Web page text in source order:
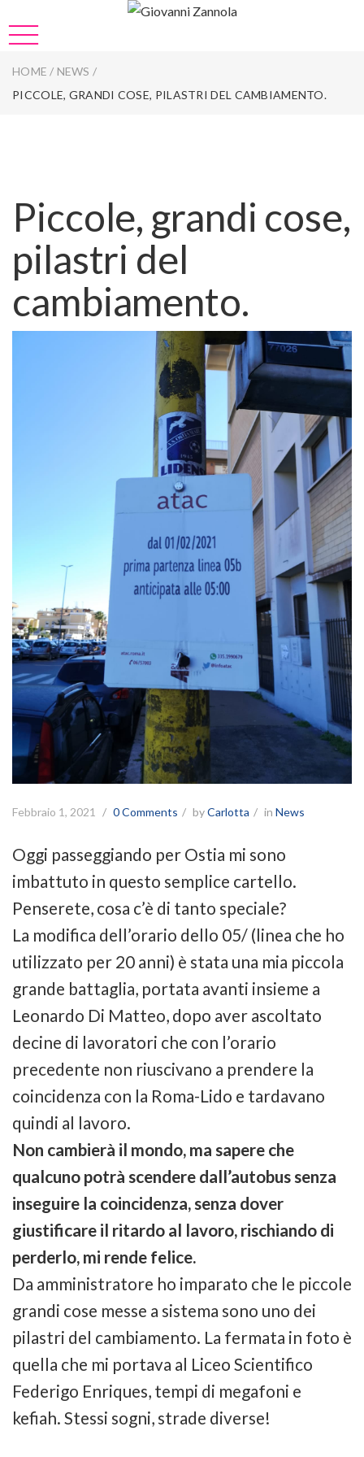
HOME / NEWS /
PICCOLE, GRANDI COSE, PILASTRI DEL CAMBIAMENTO.
Piccole, grandi cose,
pilastri del
cambiamento.
Febbraio 1, 2021 0 Comments byCarlotta in News
Oggi passeggiando per Ostia mi sono
imbattuto in questo semplice cartello.
Penserete, cosa c’è di tanto speciale?
La modifica dell’orario dello 05/ (linea che ho
utilizzato per 20 anni) è stata una mia piccola
grande battaglia, portata avanti insieme a
Leonardo Di Matteo, dopo aver ascoltato
decine di lavoratori che con l’orario
precedente non riuscivano a prendere la
coincidenza con la Roma-Lido e tardavano
quindi al lavoro.
Non cambierà il mondo, ma sapere che
qualcuno potrà scendere dall’autobus senza
inseguire la coincidenza, senza dover
giustificare il ritardo al lavoro, rischiando di
perderlo, mi rende felice.
Da amministratore ho imparato che le piccole
grandi cose messe a sistema sono uno dei
pilastri del cambiamento. La fermata in foto è
quella che mi portava al Liceo Scientifico
Federigo Enriques, tempi di megafoni e
kefiah. Stessi sogni, strade diverse!